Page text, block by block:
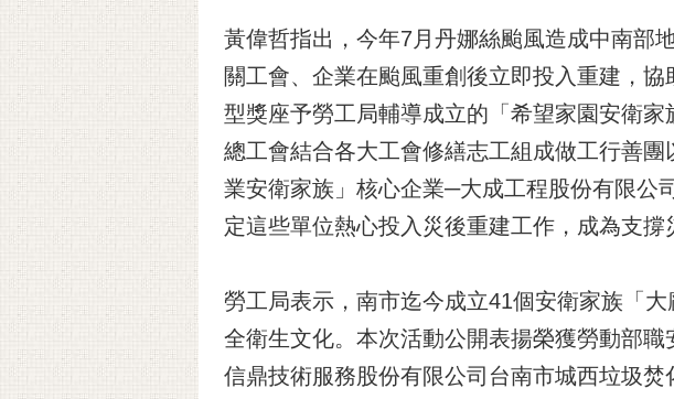
黃偉哲指出，今年7月丹娜絲颱風造成中南部
關工會、企業在颱風重創後立即投入重建，
型獎座予勞工局輔導成立的「希望家園安衛
總工會結合各大工會修繕志工組成做工行善
業安衛家族」核心企業─大成工程股份有限公
定這些單位熱心投入災後重建工作，成為支撐
勞工局表示，南市迄今成立41個安衛家族「
全衛生文化。本次活動公開表揚榮獲勞動部
信鼎技術服務股份有限公司台南市城西垃圾